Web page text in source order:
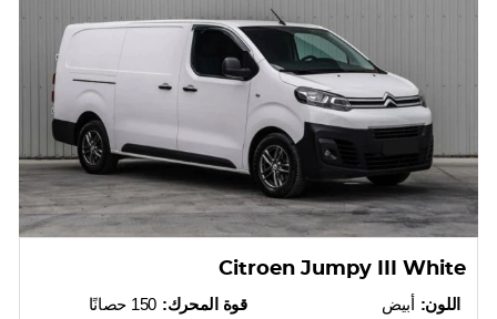
Citroen Jumpy III White
قوة المحرك: 150 حصانًا
اللون: أبيض